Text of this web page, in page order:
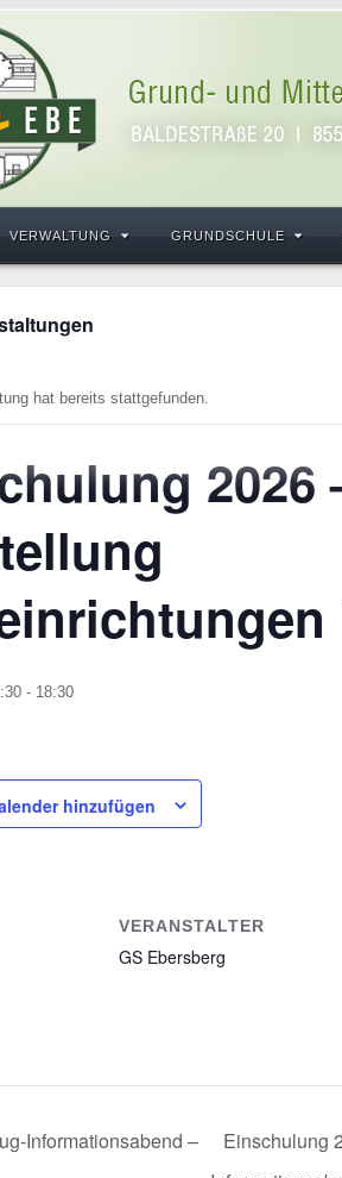
VERWALTUNG GRUNDSCHULE
hat bereits stattgefunden.
2026
- 18:30
hinzufügen
VERANSTALTER
GS Ebersberg
Informationsabend –
Einschulung